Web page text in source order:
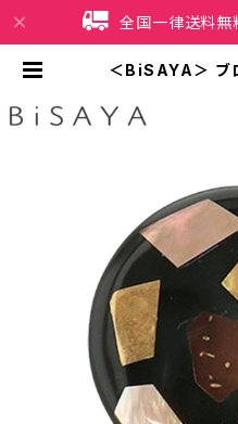
全国一律送料無
＜BiSAYA＞ ブ